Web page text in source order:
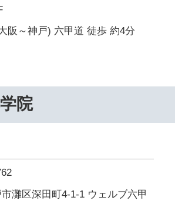
阪～神戸) 六甲道 徒歩 約4分
院
灘区深田町4-1-1 ウェルブ六甲